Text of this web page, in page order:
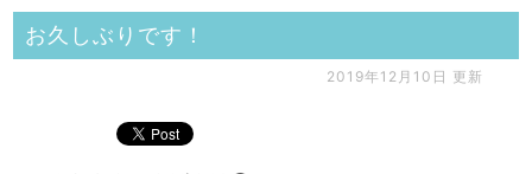
お久しぶりです！
2019年12月10日 更新